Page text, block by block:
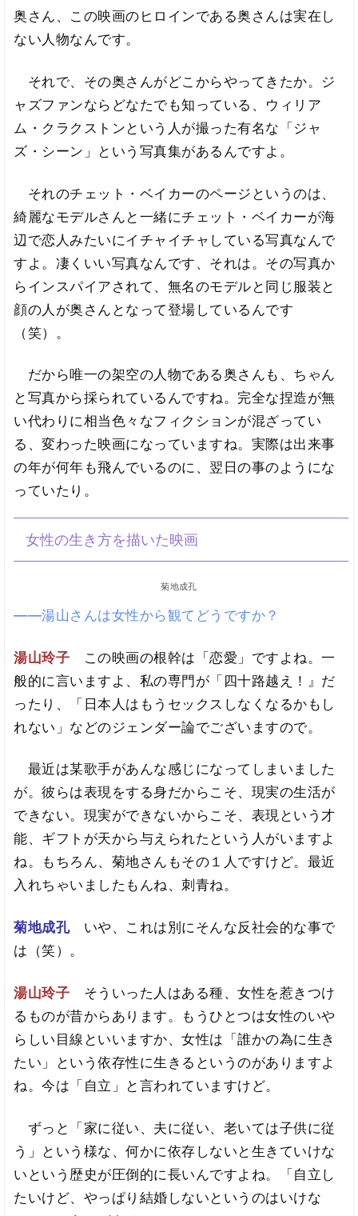
奥さん、この映画のヒロインである奥さんは実在し
ない人物なんです。
それで、その奥さんがどこからやってきたか。ジ
ャズファンならどなたでも知っている、ウィリア
ム・クラクストンという人が撮った有名な「ジャ
ズ・シーン」という写真集があるんですよ。
それのチェット・ベイカーのページというのは、
綺麗なモデルさんと一緒にチェット・ベイカーが海
辺で恋人みたいにイチャイチャしている写真なんで
すよ。凄くいい写真なんです、それは。その写真か
らインスパイアされて、無名のモデルと同じ服装と
顔の人が奥さんとなって登場しているんです
（笑）。
だから唯一の架空の人物である奥さんも、ちゃん
と写真から採られているんですね。完全な捏造が無
い代わりに相当色々なフィクションが混ざってい
る、変わった映画になっていますね。実際は出来事
の年が何年も飛んでいるのに、翌日の事のようにな
っていたり。
女性の生き方を描いた映画
菊地成孔
――湯山さんは女性から観てどうですか？
湯山玲子
この映画の根幹は「恋愛」ですよね。一
般的に言いますよ、私の専門が「四十路越え！』だ
ったり、「日本人はもうセックスしなくなるかもし
れない」などのジェンダー論でございますので。
最近は某歌手があんな感じになってしまいました
が。彼らは表現をする身だからこそ、現実の生活が
できない。現実ができないからこそ、表現という才
能、ギフトが天から与えられたという人がいますよ
ね。もちろん、菊地さんもその１人ですけど。最近
入れちゃいましたもんね、刺青ね。
菊地成孔 いや、これは別にそんな反社会的な事で
は（笑）。
湯山玲子 そういった人はある種、女性を惹きつけ
るものが昔からあります。もうひとつは女性のいや
らしい目線といいますか、女性は「誰かの為に生き
たい」という依存性に生きるというのがありますよ
ね。今は「自立」と言われていますけど。
ずっと「家に従い、夫に従い、老いては子供に従
う」という様な、何かに依存しないと生きていけな
いという歴史が圧倒的に長いんですよね。「自立し
たいけど、やっぱり結婚しないというのはいけな